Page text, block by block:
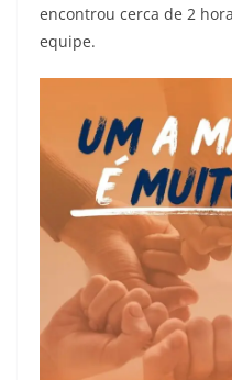
encontrou cerca de 2
equipe.